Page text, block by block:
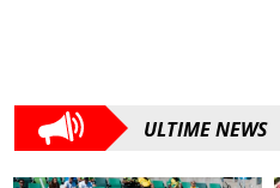
ULTIME NEWS